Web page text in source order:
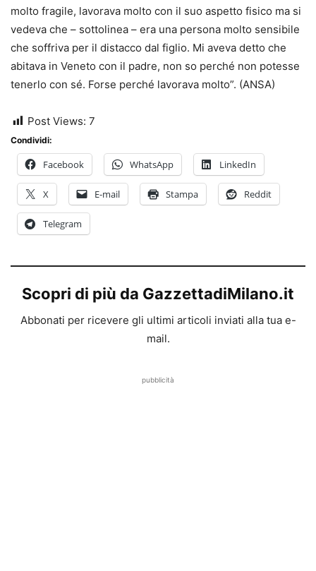
molto fragile, lavorava molto con il suo aspetto fisico ma si
vedeva che – sottolinea – era una persona molto sensibile
che soffriva per il distacco dal figlio. Mi aveva detto che
abitava in Veneto con il padre, non so perché non potesse
tenerlo con sé. Forse perché lavorava molto”. (ANSA)
Post Views: 7
Condividi:
Facebook WhatsApp LinkedIn
X E-mail Stampa Reddit
Telegram
Scopri di più da GazzettadiMilano.it
Abbonati per ricevere gli ultimi articoli inviati alla tua e-
mail.
pubblicità